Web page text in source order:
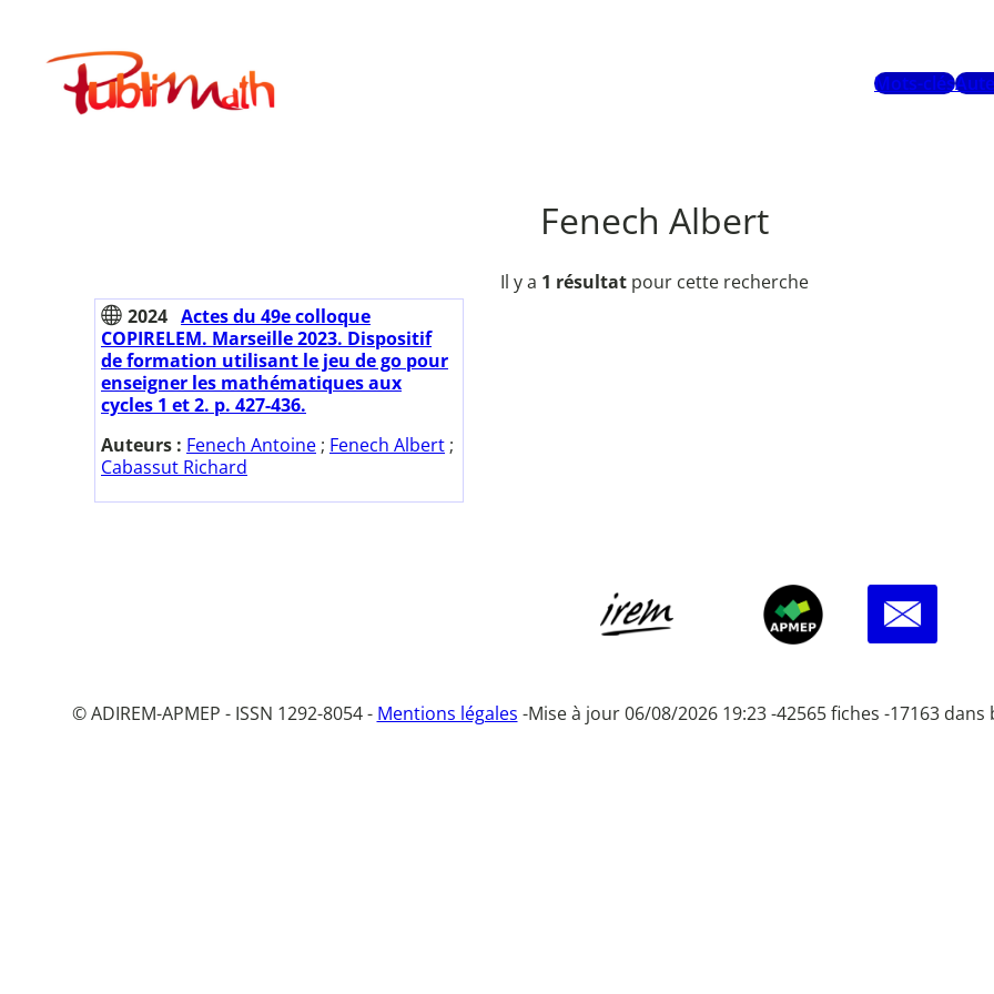
contenuPublimath
Mots-clés
Fenech Albert
Il y a 1 résultat pour cette recherche
2024 Actes du 49e colloque
COPIRELEM. Marseille 2023. Dispositif
de formation utilisant le jeu de go pour
enseigner les mathématiques aux
cycles 1 et 2. p. 427-436.
Auteurs : Fenech Antoine ; Fenech Albert ;
Cabassut Richard
© ADIREM-APMEP - ISSN 1292-8054 - Mentions légales -Mise à jour 06/08/2026 19:23 -42565 fiches -17163